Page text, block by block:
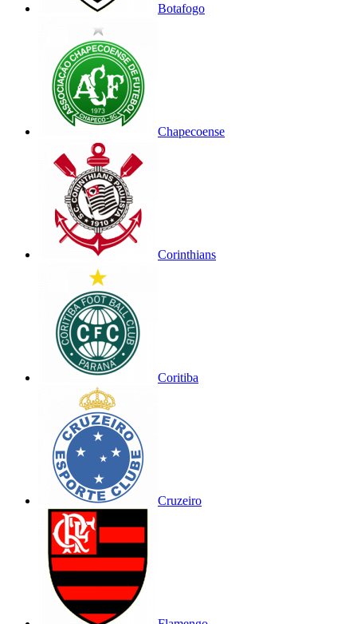
Botafogo
Chapecoense
Corinthians
Coritiba
Cruzeiro